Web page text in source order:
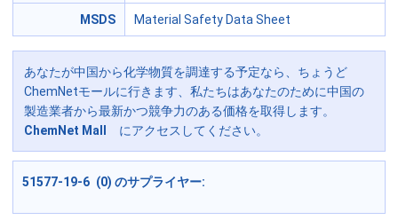
MSDS Material Safety Data Sheet
あなたが中国から化学物質を調達する予定なら、ちょうど
ChemNetモールに行きます、私たちはあなたのために中国の
製造業者から最新かつ競争力のある価格を取得します。
ChemNet Mall
にアクセスしてください。
51577-19-6 (0) のサプライヤー: